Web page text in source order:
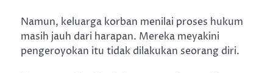
Namun, keluarga korban menilai proses hukum
masih jauh dari harapan. Mereka meyakini
pengeroyokan itu tidak dilakukan seorang diri.